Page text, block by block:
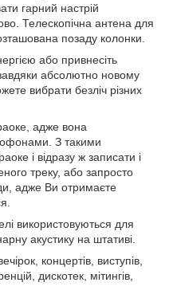
гарний настрій
Телескопічна антена для
позаду колонки.
або привнесіть
завдяки абсолютно новому
вибрати безліч різних
адже вона
З такими
і відразу ж записати і
треку, або запросто
адже Ви отримаєте
використовуються для
акустику на штативі.
концертів, виступів,
дискотек, мітингів,